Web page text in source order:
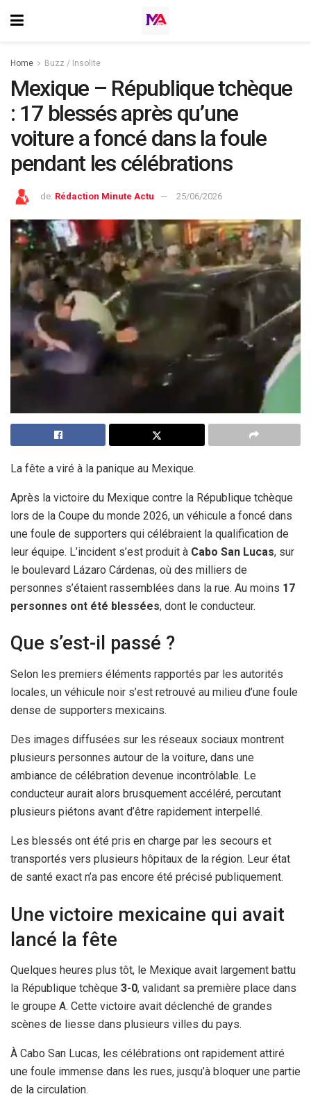
Home Buzz / Insolite
Mexique – République tchèque
: 17 blessés après qu’une
voiture a foncé dans la foule
pendant les célébrations
de: Rédaction Minute Actu 25/06/2026
La fête a viré à la panique au Mexique.
Après la victoire du Mexique contre la République tchèque
lors de la Coupe du monde 2026, un véhicule a foncé dans
une foule de supporters qui célébraient la qualification de
leur équipe. L’incident s’est produit à Cabo San Lucas, sur
le boulevard Lázaro Cárdenas, où des milliers de
personnes s’étaient rassemblées dans la rue. Au moins 17
personnes ont été blessées, dont le conducteur.
Que s’est-il passé ?
Selon les premiers éléments rapportés par les autorités
locales, un véhicule noir s’est retrouvé au milieu d’une foule
dense de supporters mexicains.
Des images diffusées sur les réseaux sociaux montrent
plusieurs personnes autour de la voiture, dans une
ambiance de célébration devenue incontrôlable. Le
conducteur aurait alors brusquement accéléré, percutant
plusieurs piétons avant d’être rapidement interpellé.
Les blessés ont été pris en charge par les secours et
transportés vers plusieurs hôpitaux de la région. Leur état
de santé exact n’a pas encore été précisé publiquement.
Une victoire mexicaine qui avait
lancé la fête
Quelques heures plus tôt, le Mexique avait largement battu
la République tchèque 3-0, validant sa première place dans
le groupe A. Cette victoire avait déclenché de grandes
scènes de liesse dans plusieurs villes du pays.
À Cabo San Lucas, les célébrations ont rapidement attiré
une foule immense dans les rues, jusqu’à bloquer une partie
de la circulation.